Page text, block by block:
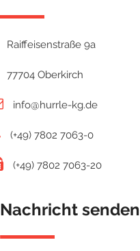
Raiffeisenstraße 9a
77704 Oberkirch
info@hurrle-kg.de
(+49) 7802 7063-0
(+49) 7802 7063-20
Nachricht senden